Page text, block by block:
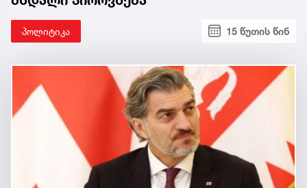
პოლიტიკა 15 წუთის წინ